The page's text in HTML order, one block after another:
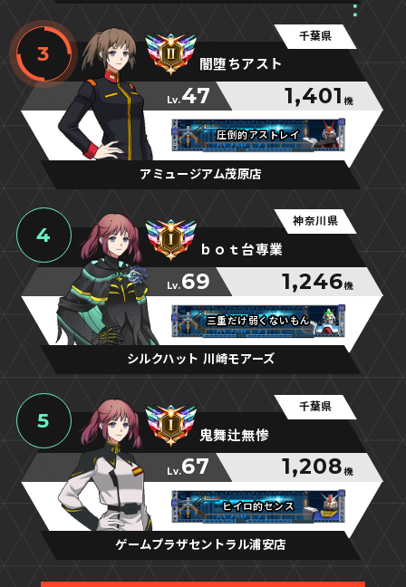
3
千葉県
闇堕ちアスト
Lv.47 1,401 機
圧倒的アストレイ
圧倒的アストレイ
圧倒的アストレイ
アミュージアム茂原店
4
神奈川県
ｂｏｔ台専業
Lv.69 1,246機
三重だけ弱くないもん
三重だけ弱くないもん
三重だけ弱くないもん
シルクハット 川崎モアーズ
5
千葉県
鬼舞辻無惨
Lv.67 1,208機
ヒイロ的センス
ヒイロ的センス
ヒイロ的センス
ゲームプラザセントラル浦安店